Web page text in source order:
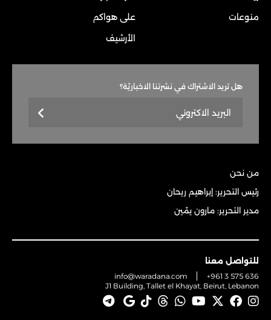
منوعات
على هواكم
الأرشيف
هل تريد الاشتراك في نشرتنا الاخباريّة؟
من نحن
رئيس التحرير: إبراهيم ريحان
مدير التحرير: مارون يمّين
للتواصل معنا
info@waradana.com
+961 3 575 636
J1 Building, Tallet el Khayat, Beirut, Lebanon